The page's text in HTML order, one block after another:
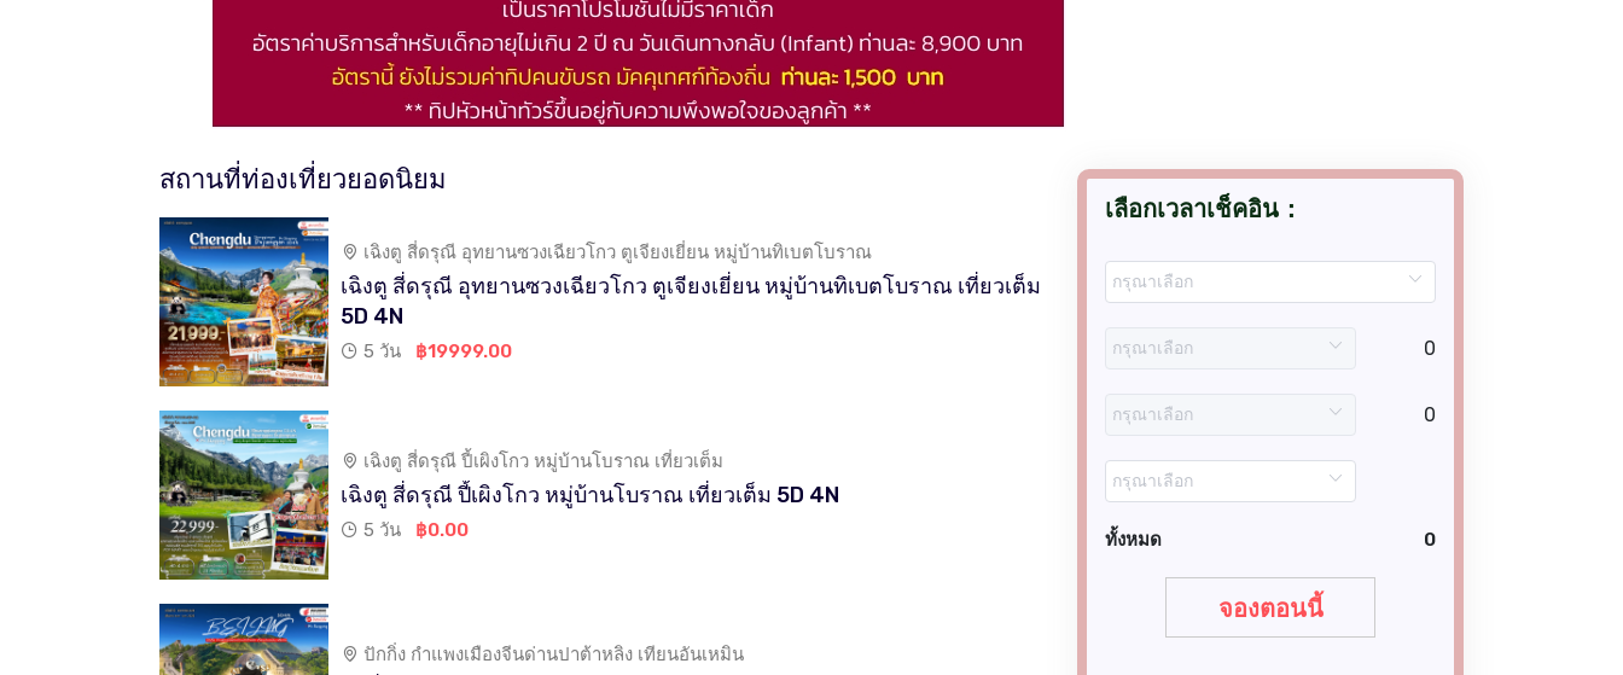
สถานที่ท่องเที่ยวยอดนิยม
เฉิงตู สี่ดรุณี อุทยานซวงเฉียวโกว ตูเจียงเยี่ยน หมู่บ้านทิเบตโบราณ
เฉิงตู สี่ดรุณี อุทยานซวงเฉียวโกว ตูเจียงเยี่ยน หมู่บ้านทิเบตโบราณ เที่ยวเต็ม
5D 4N
5 วัน ฿19999.00
เฉิงตู สี่ดรุณี ปี้เผิงโกว หมู่บ้านโบราณ เที่ยวเต็ม
เฉิงตู สี่ดรุณี ปี้เผิงโกว หมู่บ้านโบราณ เที่ยวเต็ม 5D 4N
5 วัน ฿0.00
ปักกิ่ง กำแพงเมืองจีนด่านปาต้าหลิง เทียนอันเหมิน
เลือกเวลาเช็คอิน：
0
0
ทั้งหมด 0
จองตอนนี้